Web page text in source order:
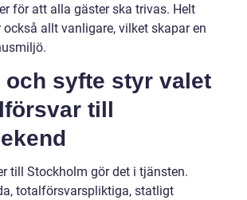
för att alla gäster ska trivas. Helt
allt vanligare, vilket skapar en
och syfte styr valet
till
till Stockholm gör det i tjänsten.
totalförsvarspliktiga, statligt